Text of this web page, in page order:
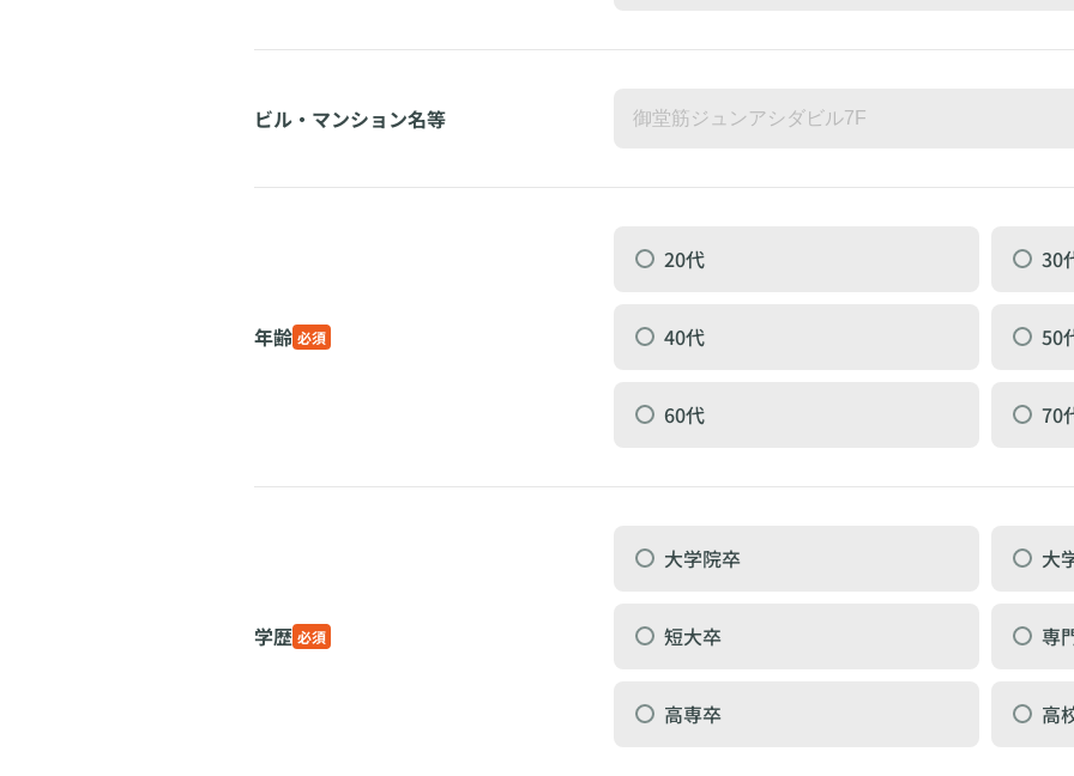
ビル・マンション名等
年齢 必須
20代 30
40代 50
60代 70
学歴 必須
大学院卒 大
短大卒 専
高専卒 高